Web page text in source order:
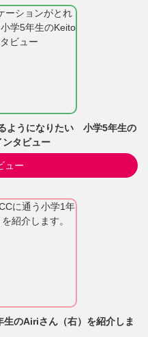
ようになりたい 小学5年生の
タビュー
ュー
のAiriさん（右）を紹介しま